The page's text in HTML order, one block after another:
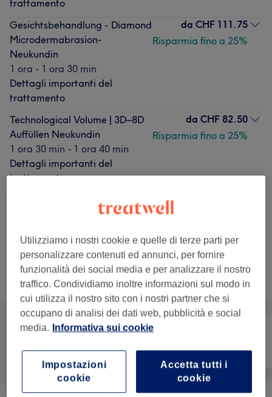
trattamento
Gesichtsbehandlung - Diamond
Microdermabrasion-
Neukundin
1 ora - 1 ora 30 min
Dettagli importanti del
trattamento
da CHF 111.75
Risparmia fino a 25%
Technological Volume | 3D–8D
Auffüllen Neukundin
1 ora 30 min - 1 ora 40 min
Dettagli importanti del
trattamento
da CHF 82.50
Risparmia fino a 25%
Quick Pedicure Neukundin
trattamento
Risparmia fino a 20%
Sfoglia la lista dei servizi
Tutti Capelli Unghie
Utilizziamo i nostri cookie e quelle di terze parti per
personalizzare contenuti ed annunci, per fornire
funzionalità dei social media e per analizzare il nostro
traffico. Condividiamo inoltre informazioni sul modo in
cui utilizza il nostro sito con i nostri partner che si
occupano di analisi dei dati web, pubblicità e social
media.
Informativa sui cookie
Accetta tutti i
cookie
Impostazioni
cookie